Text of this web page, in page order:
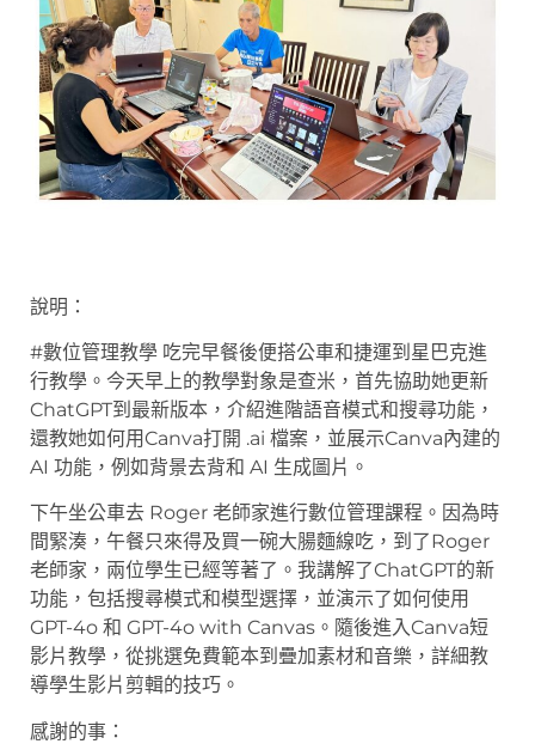
說明：
#數位管理教學 吃完早餐後便搭公車和捷運到星巴克進
行教學。今天早上的教學對象是查米，首先協助她更新
ChatGPT到最新版本，介紹進階語音模式和搜尋功能，
還教她如何用Canva打開 .ai 檔案，並展示Canva內建的
AI 功能，例如背景去背和 AI 生成圖片。
下午坐公車去 Roger 老師家進行數位管理課程。因為時
間緊湊，午餐只來得及買一碗大腸麵線吃，到了Roger
老師家，兩位學生已經等著了。我講解了ChatGPT的新
功能，包括搜尋模式和模型選擇，並演示了如何使用
GPT-4o 和 GPT-4o with Canvas。隨後進入Canva短
影片教學，從挑選免費範本到疊加素材和音樂，詳細教
導學生影片剪輯的技巧。
感謝的事：